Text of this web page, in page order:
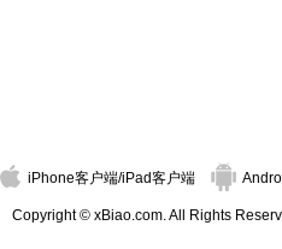
iPhone客户端/iPad客户端
Copyright © xBiao.com. All Rights